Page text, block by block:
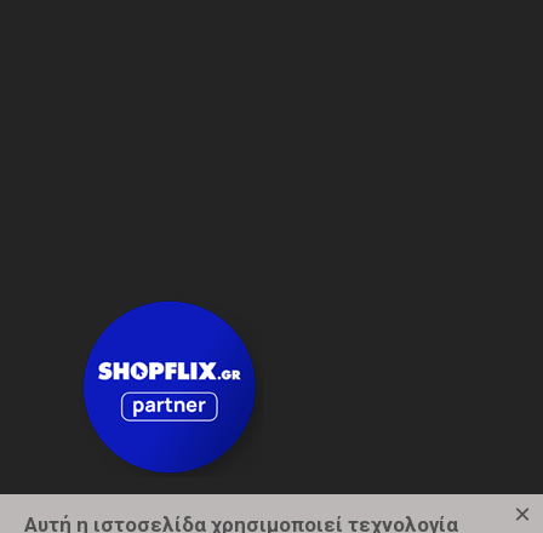
Αυτή η ιστοσελίδα χρησιμοποιεί τεχνολογία ×